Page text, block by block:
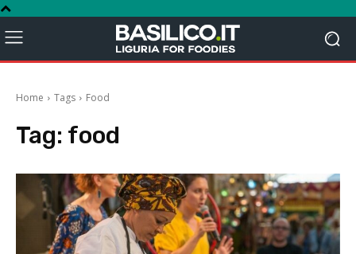
Home Tags Food
Tag: food